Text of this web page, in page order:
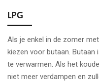
LPG
Als je enkel in de zomer
kiezen voor butaan.
te verwarmen. Als het
niet meer verdampen en